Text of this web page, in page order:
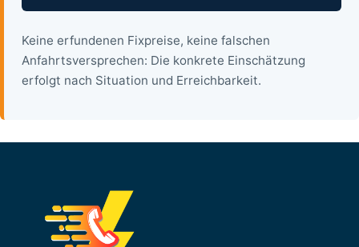
Keine erfundenen Fixpreise, keine falschen
Anfahrtsversprechen: Die konkrete Einschätzung
erfolgt nach Situation und Erreichbarkeit.